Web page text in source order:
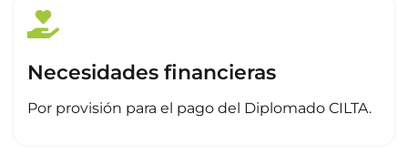
Necesidades financieras
Por provisión para el pago del Diplomado CILTA.